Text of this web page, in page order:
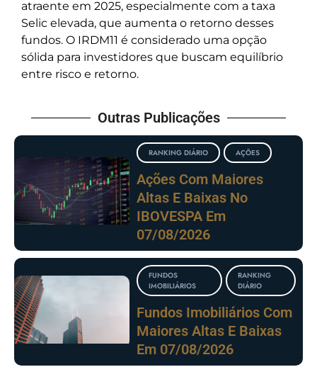
atraente em 2025, especialmente com a taxa
Selic elevada, que aumenta o retorno desses
fundos. O IRDM11 é considerado uma opção
sólida para investidores que buscam equilíbrio
entre risco e retorno.
Outras Publicações
RANKING DIÁRIO AÇÕES
Ações Com Maiores
Altas E Baixas No
IBOVESPA Em
07/08/2026
FUNDOS
IMOBILIÁRIOS
RANKING
DIÁRIO
Fundos Imobiliários Com
Maiores Altas E Baixas
Em 07/08/2026